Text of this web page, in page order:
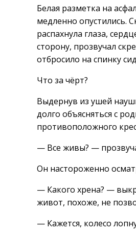
Белая разметка на
медленно опустились.
распахнула глаза,
сторону, прозвучал
отбросило на спинку
Что за чёрт?
Выдернув из ушей
долго объясняться с
противоположного
— Все живы? —
Он настороженно
— Какого хрена? —
живот, похоже, не
— Кажется, колесо